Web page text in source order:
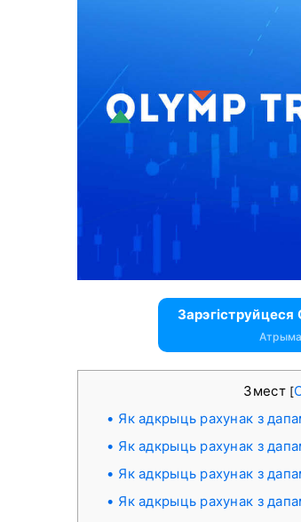
Змест [
Як адкрыць рахунак з
Як адкрыць рахунак з
Як адкрыць рахунак з
Як адкрыць рахунак з